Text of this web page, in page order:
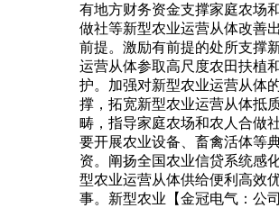
有地方财务资金支撑家庭农场
做社等新型农业运营从体改善
前提。激励有前提的处所支撑
运营从体参取高尺度农田扶植
护。加强对新型农业运营从体
撑，拓宽新型农业运营从体抵
畴，指导家庭农场和农人合做
要开展农业设备、畜禽活体等
资。阐扬全国农业信贷系统感
型农业运营从体供给便利高效
事。新型农业【金冠电气：公